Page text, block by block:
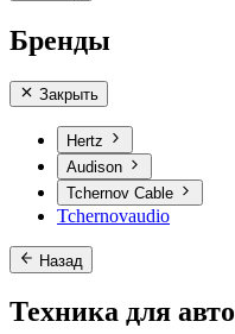
Бренды
Закрыть
Hertz
Audison
Tchernov Cable
Tchernovaudio
Назад
Техника для авто